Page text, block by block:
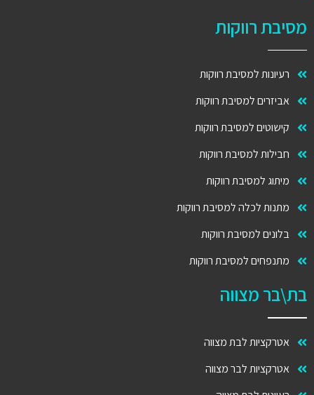
מסיבת רווקות
רעיונות למסיבת רווקות
אביזרים למסיבת רווקות
קישוטים למסיבת רווקות
חבילות למסיבת רווקות
מיתוג למסיבת רווקות
מתנות לכלה למסיבת רווקות
בלונים למסיבת רווקות
מתנפחים למסיבת רווקות
בת\בר מצווה
אטרקציות לבת מצווה
אטרקציות לבר מצווה